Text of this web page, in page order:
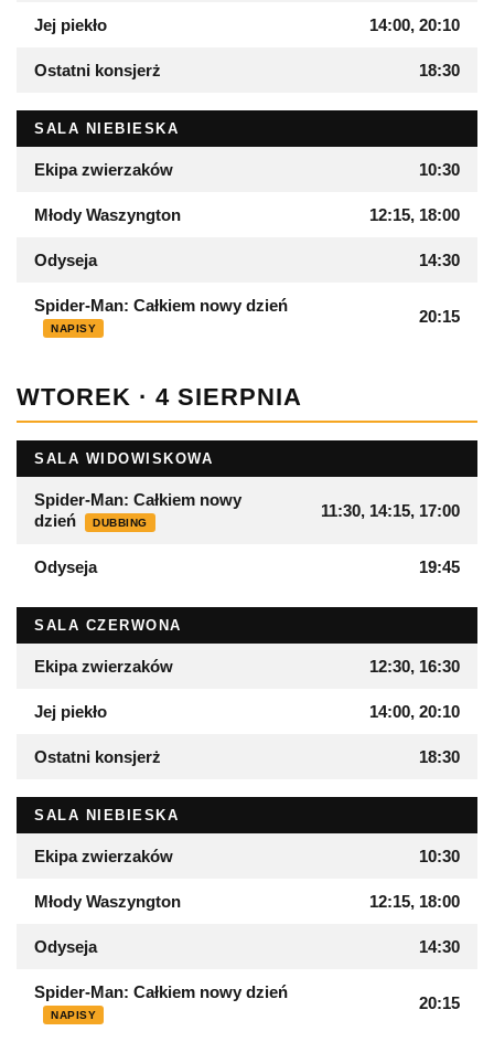
Jej piekło 14:00, 20:10
Ostatni konsjerż 18:30
SALA NIEBIESKA
Ekipa zwierzaków 10:30
Młody Waszyngton 12:15, 18:00
Odyseja 14:30
Spider-Man: Całkiem nowy dzień
NAPISY
20:15
WTOREK · 4 SIERPNIA
SALA WIDOWISKOWA
Spider-Man: Całkiem nowy
dzień
DUBBING
11:30, 14:15, 17:00
Odyseja 19:45
SALA CZERWONA
Ekipa zwierzaków 12:30, 16:30
Jej piekło 14:00, 20:10
Ostatni konsjerż 18:30
SALA NIEBIESKA
Ekipa zwierzaków 10:30
Młody Waszyngton 12:15, 18:00
Odyseja 14:30
Spider-Man: Całkiem nowy dzień
NAPISY
20:15